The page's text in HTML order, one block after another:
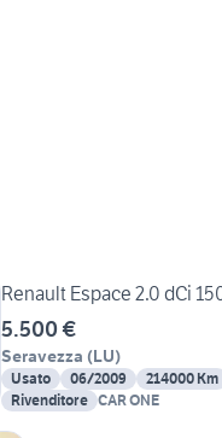
Renault Espace 2.0 dCi
5.500 €
Seravezza (LU)
Usato 06/2009 214000 Km
Rivenditore CAR ONE